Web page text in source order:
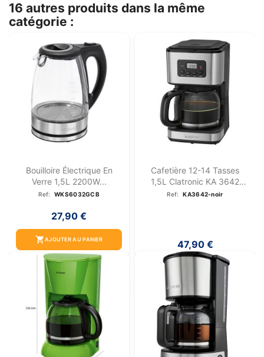
16 autres produits dans la même
catégorie :
Bouilloire Électrique En
Verre 1,5L 2200W...
Ref: WKS6032GCB
27,90 €
shopping_cartAJOUTER AU PANIER
Cafetière 12-14 Tasses
1,5L Clatronic KA 3642
Noir
Ref: KA3642-noir
47,90 €